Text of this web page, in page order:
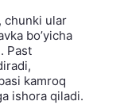
chunki ular
bo’yicha
Past
kamroq
ishora qiladi.